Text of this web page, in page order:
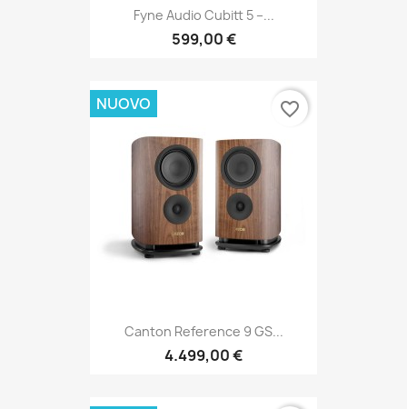
Fyne Audio Cubitt 5 –...
599,00 €
Canton Reference 9 GS...
4.499,00 €
NUOVO favorite_border